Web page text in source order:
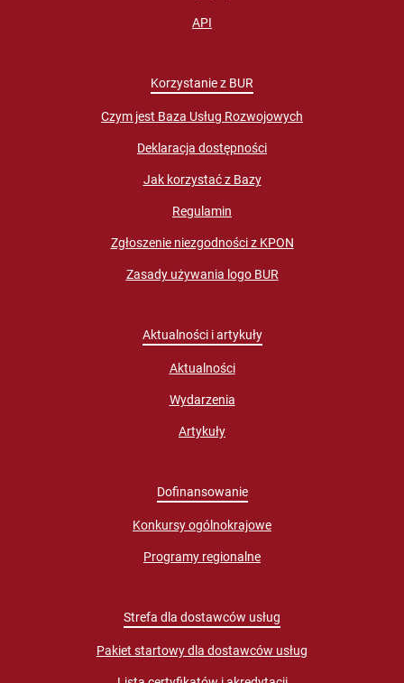
API
Korzystanie z BUR
Czym jest Baza Usług Rozwojowych
Deklaracja dostępności
Jak korzystać z Bazy
Regulamin
Zgłoszenie niezgodności z KPON
Zasady używania logo BUR
Aktualności i artykuły
Aktualności
Wydarzenia
Artykuły
Dofinansowanie
Konkursy ogólnokrajowe
Programy regionalne
Strefa dla dostawców usług
Pakiet startowy dla dostawców usług